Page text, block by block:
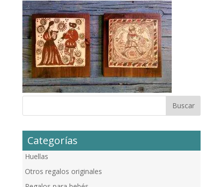
Categorías
Huellas
Otros regalos originales